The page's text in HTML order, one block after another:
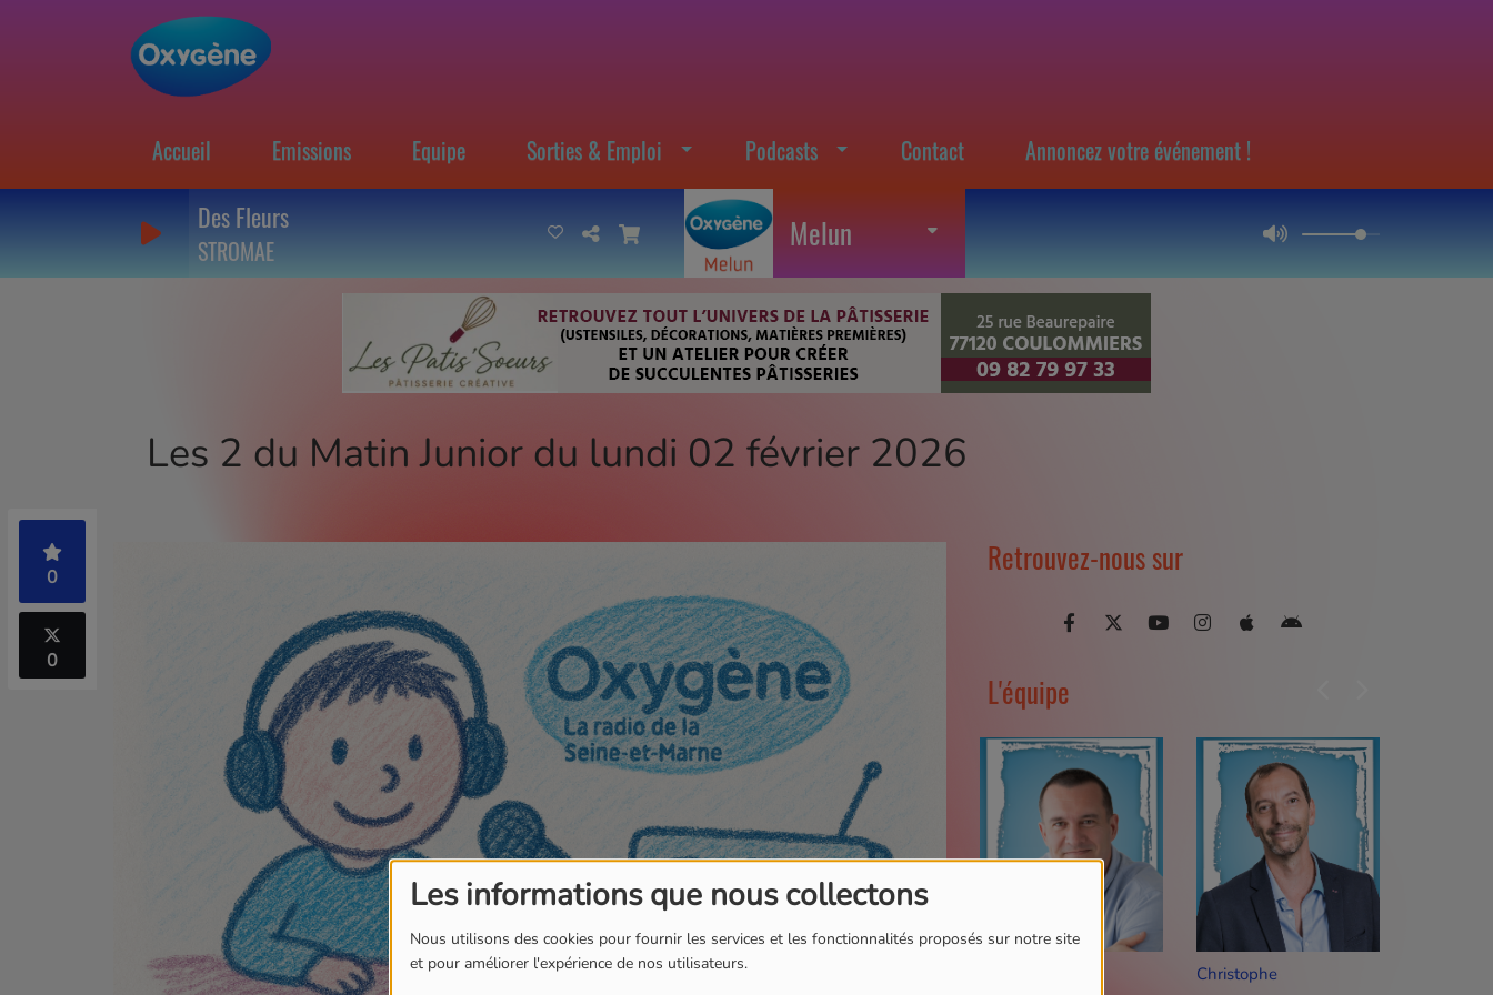
Les informations que nous collectons
Nous utilisons des cookies pour fournir les services et les fonctionnalités proposés sur notre site
et pour améliorer l'expérience de nos utilisateurs.
Accueil Emissions Equipe Sorties & Emploi Podcasts Contact Annoncez votre événement !
Des Fleurs
STROMAE Melun
Les 2 du Matin Junior du lundi 02 février 2026
0
0
Retrouvez-nous sur
L'équipe
Christophe